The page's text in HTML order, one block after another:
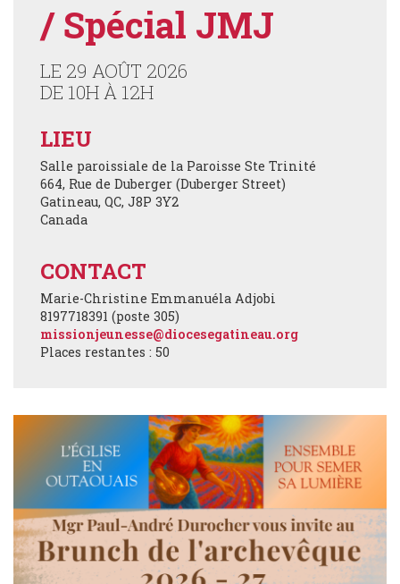
/ Spécial JMJ
LE 29 AOÛT 2026
DE 10H À 12H
LIEU
Salle paroissiale de la Paroisse Ste Trinité
664, Rue de Duberger (Duberger Street)
Gatineau, QC, J8P 3Y2
Canada
CONTACT
Marie-Christine Emmanuéla Adjobi
8197718391 (poste 305)
missionjeunesse@diocesegatineau.org
Places restantes : 50